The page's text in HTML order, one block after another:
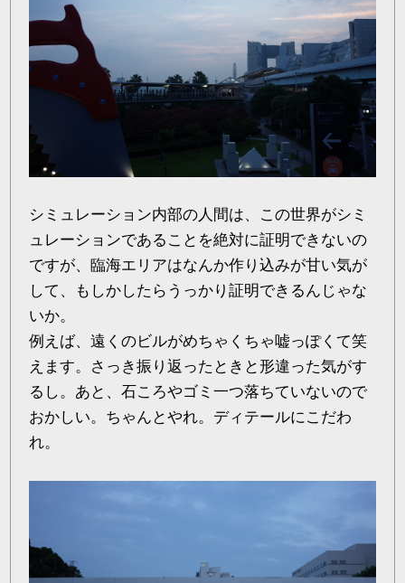
シミュレーション内部の人間は、この世界がシミ
ュレーションであることを絶対に証明できないの
ですが、臨海エリアはなんか作り込みが甘い気が
して、もしかしたらうっかり証明できるんじゃな
いか。
例えば、遠くのビルがめちゃくちゃ嘘っぽくて笑
えます。さっき振り返ったときと形違った気がす
るし。あと、石ころやゴミ一つ落ちていないので
おかしい。ちゃんとやれ。ディテールにこだわ
れ。